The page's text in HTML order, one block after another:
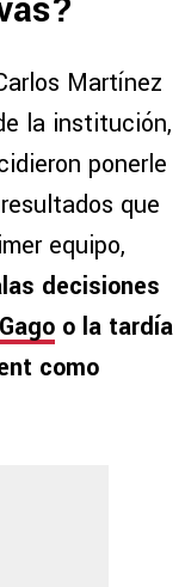
Martínez
la institución,
ponerle
que
equipo,
decisiones
o la tardía
como